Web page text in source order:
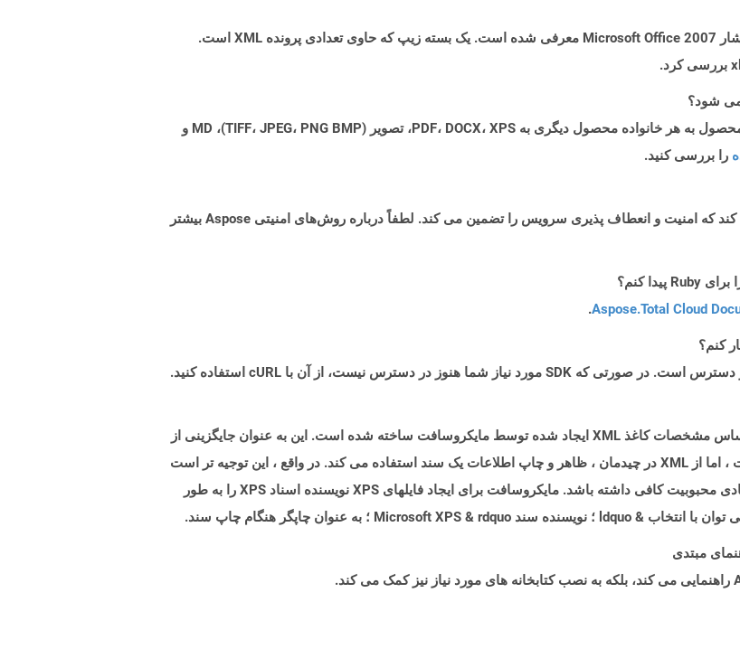
XLSX برای اسناد Microsoft Excel که توسط مایکروسافت با انتشار Microsoft Office 2007 معرفی شده است. یک بسته زیپ که حاوی تعدادی پرونده XML است.
Aspose.Total Cloud می تواند فرمت های فایل را از هر خانواده محصول به هر خانواده محصول دیگری به PDF، DOCX، XPS، تصویر (TIFF، JPEG، PNG BMP)، MD و
را بررسی کنید.
البته! Aspose Cloud از سرورهای ابری آمازون EC2 استفاده می کند که امنیت و انعطاف پذیری سرویس را تضمین می کند. لطفاً درباره روش‌های امنیتی Aspose بیشتر
Aspose.Total Cloud
.
یک فایل XPS فایلهای طرح بندی صفحه را نشان می دهد که بر اساس مشخصات کاغذ XML ایجاد شده توسط مایکروسافت ساخته شده است. این به عنوان جایگزینی از
فرمت فایل EMF تهیه شده است و شبیه به فرمت فایل PDF است ، اما از XML در چیدمان ، ظاهر و چاپ اطلاعات یک سند استفاده می کند. در واقع ، این توجیه تر است
که بگوییم XPS تلاشی برای PDF است ، اما نمی تواند به دلایل زیادی محبوبیت کافی داشته باشد. مایکروسافت برای ایجاد فایلهای XPS نویسنده اسناد XPS را به طور